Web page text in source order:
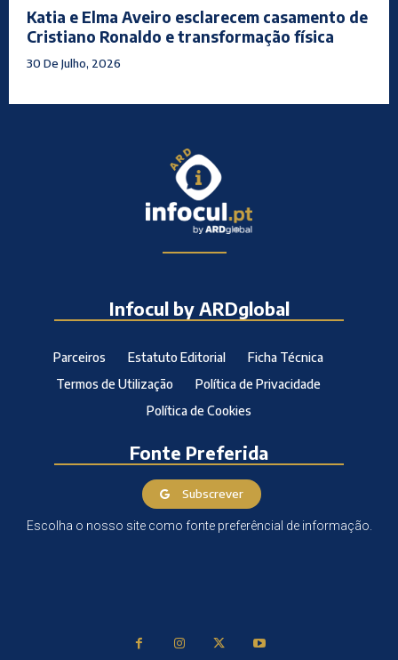
Katia e Elma Aveiro esclarecem casamento de
Cristiano Ronaldo e transformação física
30 De Julho, 2026
Infocul by ARDglobal
Parceiros Estatuto Editorial
Ficha Técnica
Termos de Utilização
Política de Privacidade
Política de Cookies
Fonte Preferida
Subscrever
Escolha o nosso site como fonte preferêncial de informação.